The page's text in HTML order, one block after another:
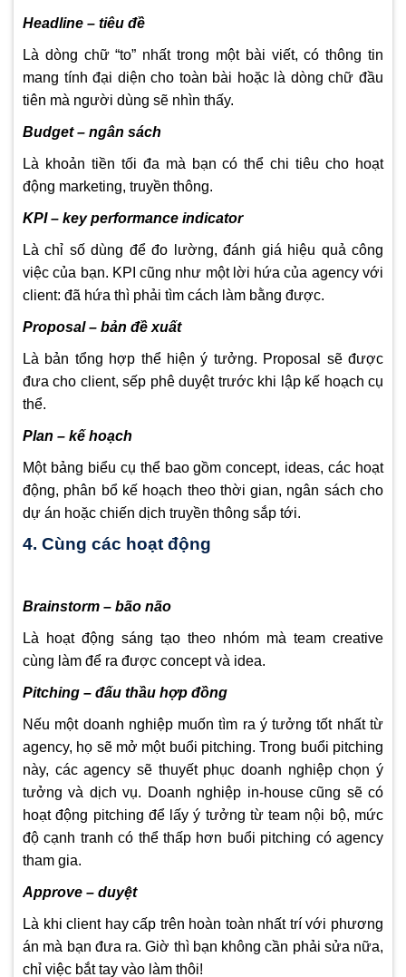
Headline – tiêu đề
Là dòng chữ “to” nhất trong một bài viết, có thông tin
mang tính đại diện cho toàn bài hoặc là dòng chữ đầu
tiên mà người dùng sẽ nhìn thấy.
Budget – ngân sách
Là khoản tiền tối đa mà bạn có thể chi tiêu cho hoạt
động marketing, truyền thông.
KPI – key performance indicator
Là chỉ số dùng để đo lường, đánh giá hiệu quả công
việc của bạn. KPI cũng như một lời hứa của agency với
client: đã hứa thì phải tìm cách làm bằng được.
Proposal – bản đề xuất
Là bản tổng hợp thể hiện ý tưởng. Proposal sẽ được
đưa cho client, sếp phê duyệt trước khi lập kế hoạch cụ
thể.
Plan – kế hoạch
Một bảng biểu cụ thể bao gồm concept, ideas, các hoạt
động, phân bổ kế hoạch theo thời gian, ngân sách cho
dự án hoặc chiến dịch truyền thông sắp tới.
4. Cùng các hoạt động
Brainstorm – bão não
Là hoạt động sáng tạo theo nhóm mà team creative
cùng làm để ra được concept và idea.
Pitching – đấu thầu hợp đồng
Nếu một doanh nghiệp muốn tìm ra ý tưởng tốt nhất từ
agency, họ sẽ mở một buổi pitching. Trong buổi pitching
này, các agency sẽ thuyết phục doanh nghiệp chọn ý
tưởng và dịch vụ. Doanh nghiệp in-house cũng sẽ có
hoạt động pitching để lấy ý tưởng từ team nội bộ, mức
độ cạnh tranh có thể thấp hơn buổi pitching có agency
tham gia.
Approve – duyệt
Là khi client hay cấp trên hoàn toàn nhất trí với phương
án mà bạn đưa ra. Giờ thì bạn không cần phải sửa nữa,
chỉ việc bắt tay vào làm thôi!